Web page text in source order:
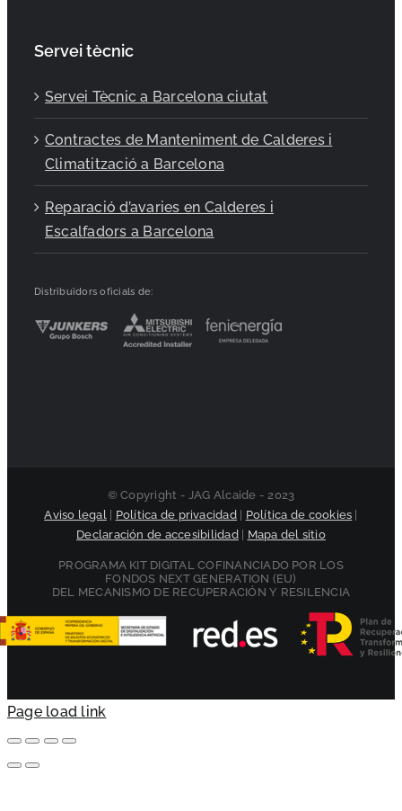
Servei tècnic
Servei Tècnic a Barcelona ciutat
Contractes de Manteniment de Calderes i
Climatització a Barcelona
Reparació d’avaries en Calderes i
Escalfadors a Barcelona
Distribuïdors oficials de:
© Copyright - JAG Alcaide - 2023
Aviso legal| Política de privacidad| Política de cookies
Declaración de accesibilidad| Mapa del sitio
PROGRAMA KIT DIGITAL COFINANCIADO POR LOS
FONDOS NEXT GENERATION (EU)
DEL MECANISMO DE RECUPERACIÓN Y RESILENCIA
Page load link